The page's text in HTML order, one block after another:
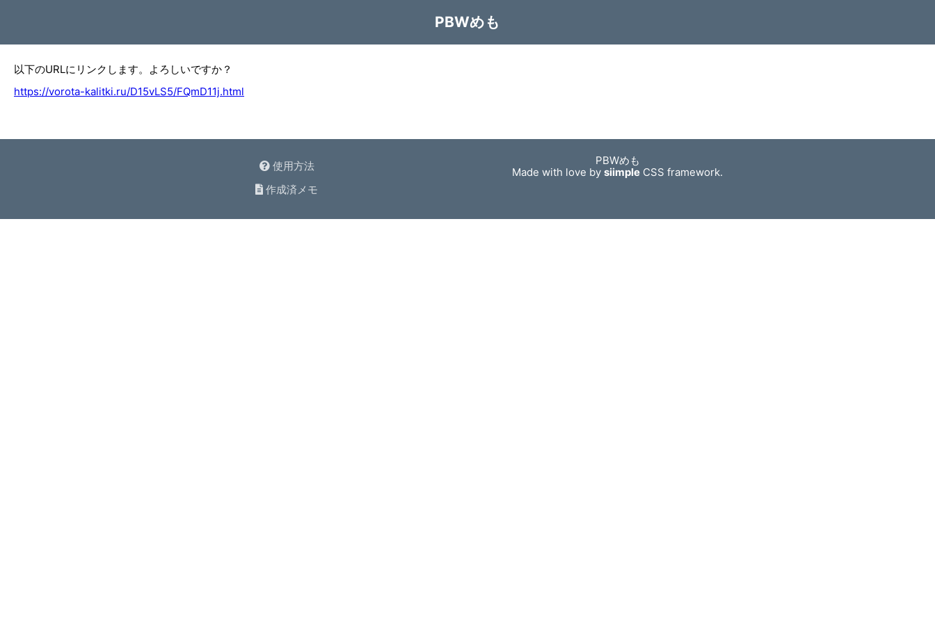
PBWめも
以下のURLにリンクします。よろしいですか？
https://vorota-kalitki.ru/D15vLS5/FQmD11j.html
使用方法
作成済メモ
PBWめも
Made with love bysiimple CSS framework.